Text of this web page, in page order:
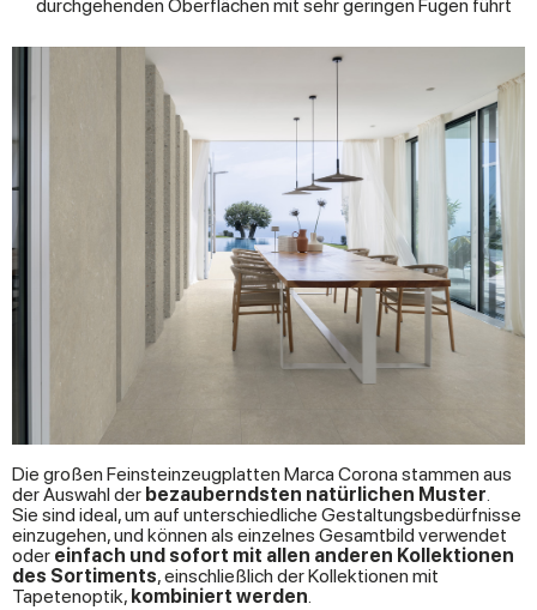
durchgehenden Oberflächen mit sehr geringen Fugen führt
Die großen Feinsteinzeugplatten Marca Corona stammen aus
der Auswahl der bezauberndsten natürlichen Muster.
Sie sind ideal, um auf unterschiedliche Gestaltungsbedürfnisse
einzugehen, und können als einzelnes Gesamtbild verwendet
oder einfach und sofort mit allen anderen Kollektionen
des Sortiments, einschließlich der Kollektionen mit
Tapetenoptik, kombiniert werden.